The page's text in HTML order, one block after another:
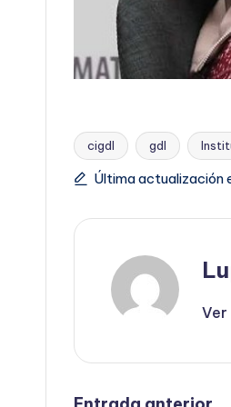
Etiquetas:
cigdl gdl
Última actualización
Ver